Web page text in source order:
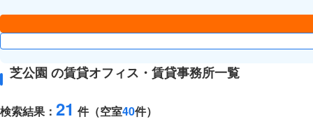
芝公園 の賃貸オフィス・賃貸事務所一覧
検索結果： 21 件（空室40件）